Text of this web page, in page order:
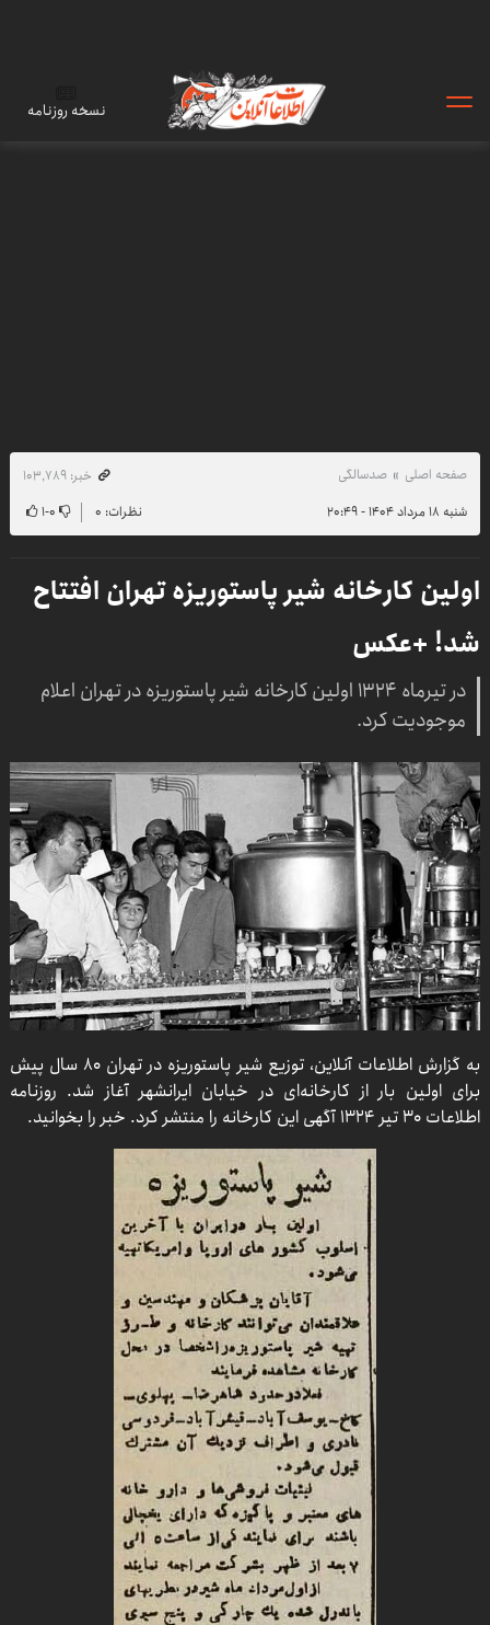
نسخه روزنامه
صفحه اصلی صدسالگی
خبر: ۱۰۳٬۷۸۹
شنبه ۱۸ مرداد ۱۴۰۴ - ۲۰:۴۹
نظرات: ۰ ۰-۱
اولین کارخانه شیر پاستوریزه تهران افتتاح
شد! +عکس
در تیرماه ۱۳۲۴ اولین کارخانه شیر پاستوریزه در تهران اعلام
موجودیت کرد.
به گزارش اطلاعات آنلاین، توزیع شیر پاستوریزه در تهران ۸۰ سال پیش
برای اولین بار از کارخانه‌ای در خیابان ایرانشهر آغاز شد. روزنامه
اطلاعات ۳۰ تیر ۱۳۲۴ آگهی این کارخانه را منتشر کرد. خبر را بخوانید.